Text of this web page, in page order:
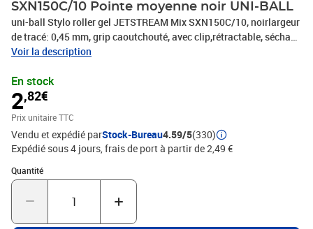
SXN150C/10 Pointe moyenne noir UNI-BALL
uni-ball Stylo roller gel JETSTREAM Mix SXN150C/10, noirlargeur
de tracé: 0,45 mm, grip caoutchouté, avec clip,rétractable, séchage
instantané, encre indélébile
Voir la description
En stock
2,82€
Prix unitaire TTC
Vendu et expédié parStock-Bureau4.59/5(330)
Expédié sous 4 jours, frais de port à partir de 2,49 €
Quantité
Quantité : 1